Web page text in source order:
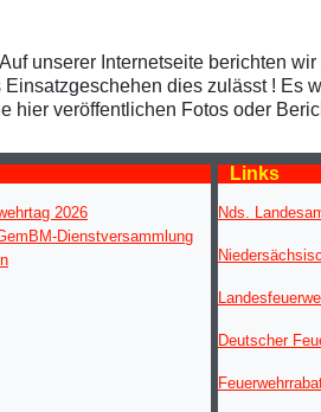
unserer Internetseite berichten
dies zulässt ! Es
hier veröffentlichen Fotos oder
2026
Dienstversammlung
Links
Nds.
Deutscher